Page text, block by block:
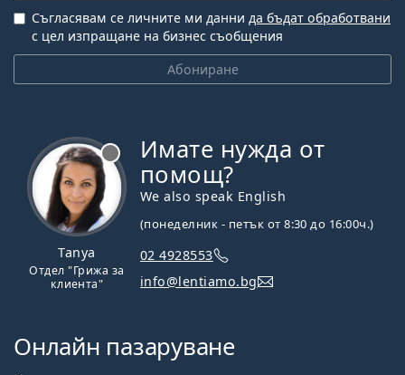
Абониране
Съгласявам се личните ми данни да бъдат обработвани
с цел изпращане на бизнес съобщения
Tanya
Отдел "Грижа за
клиента"
Имате нужда от
помощ?
We also speak English
(понеделник - петък от 8:30 до 16:00ч.)
02 4928553
info@lentiamo.bg
Онлайн пазаруване